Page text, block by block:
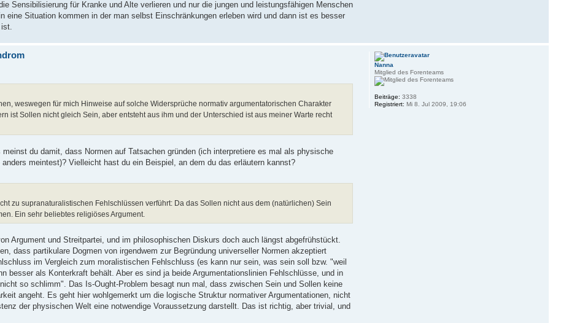
Sensibilisierung für Kranke und Alte verlieren und nur die jungen und leistungsfähigen Menschen
eine Situation kommen in der man selbst Einschränkungen erleben wird und dann ist es besser
weswegen für mich Hinweise auf solche Widersprüche normativ argumentatorischen Charakter
ist Sollen nicht gleich Sein, aber entsteht aus ihm und der Unterschied ist aus meiner Warte recht
du damit, dass Normen auf Tatsachen gründen (ich interpretiere es mal als physische
meintest)? Vielleicht hast du ein Beispiel, an dem du das erläutern kannst?
zu supranaturalistischen Fehlschlüssen verführt: Da das Sollen nicht aus dem (natürlichen) Sein
Ein sehr beliebtes religiöses Argument.
Argument und Streitpartei, und im philosophischen Diskurs doch auch längst abgefrühstückt.
dass partikulare Dogmen von irgendwem zur Begründung universeller Normen akzeptiert
im Vergleich zum moralistischen Fehlschluss (es kann nur sein, was sein soll bzw. "weil
besser als Konterkraft behält. Aber es sind ja beide Argumentationslinien Fehlschlüsse, und in
so schlimm". Das Is-Ought-Problem besagt nun mal, dass zwischen Sein und Sollen keine
angeht. Es geht hier wohlgemerkt um die logische Struktur normativer Argumentationen, nicht
der physischen Welt eine notwendige Voraussetzung darstellt. Das ist richtig, aber trivial, und
Nanna
Mitglied des Forenteams
Beiträge: 3338
Registriert: Mi 8. Jul 2009, 19:06